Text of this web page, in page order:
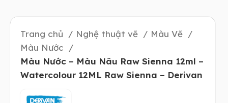
Trang chủ Nghệ thuật vẽ
Màu Vẽ
Màu Nước
Màu Nước – Màu Nâu Raw Sienna 12ml –
Watercolour 12ML Raw Sienna – Derivan